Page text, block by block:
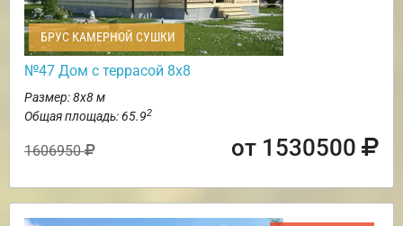
БРУС КАМЕРНОЙ СУШКИ
№47 Дом с террасой 8х8
Размер: 8х8 м
Общая площадь: 65.92
1606950 от 1530500